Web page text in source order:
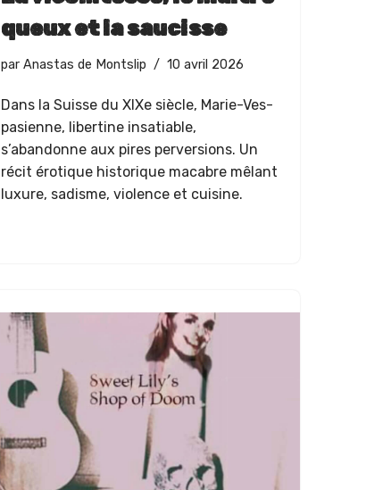
queux et la saucisse
par Anastas de Montslip 10 avril 2026
Dans la Suisse du XIXe siè­cle, Marie-Ves­
pasi­enne, lib­er­tine insa­tiable,
s’abandonne aux pires per­ver­sions. Un
réc­it éro­tique his­torique macabre mêlant
lux­u­re, sadisme, vio­lence et cuisine.